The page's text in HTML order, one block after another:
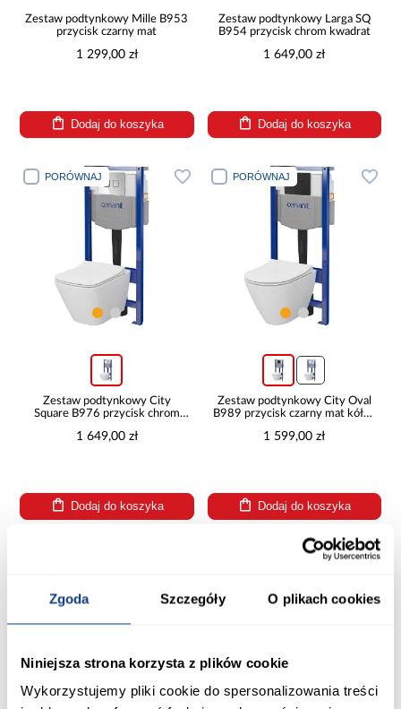
Zgoda Szczegóły O plikach cookies
Niniejsza strona korzysta z plików cookie
Wykorzystujemy pliki cookie do spersonalizowania treści
Zestaw podtynkowy Mille B953
przycisk czarny mat
1 299,00 zł
Dodaj do koszyka
Zestaw podtynkowy Larga SQ
B954 przycisk chrom kwadrat
1 649,00 zł
Dodaj do koszyka
PORÓWNAJ
Zestaw podtynkowy City
Square B976 przycisk chrom
1 649,00 zł
Dodaj do koszyka
PORÓWNAJ
Zestaw podtynkowy City Oval
B989 przycisk czarny mat kółko
1 599,00 zł
Dodaj do koszyka